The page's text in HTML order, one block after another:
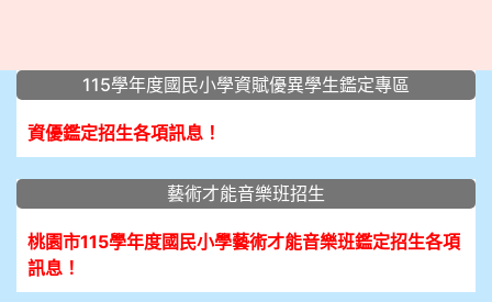
::: 115學年度國民小學資賦優異學生鑑定專區
資優鑑定招生各項訊息！
藝術才能音樂班招生
桃園市115學年度國民小學藝術才能音樂班鑑定招生各項
訊息！